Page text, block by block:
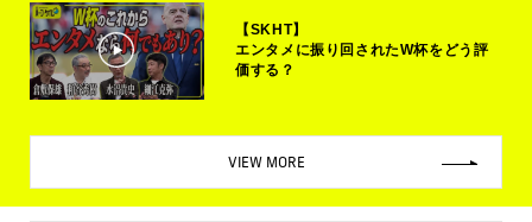
【SKHT】
エンタメに振り回されたW杯をどう評
価する？
VIEW MORE